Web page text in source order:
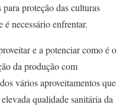
proteção das culturas
necessário enfrentar.
e a potenciar como é o
da produção com
vários aproveitamentos que
qualidade sanitária da